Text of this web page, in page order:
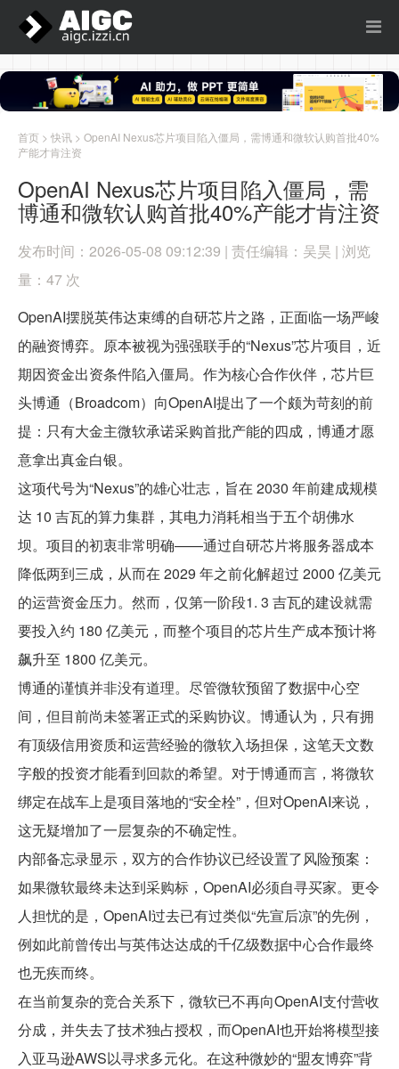
首页 > 快讯 > OpenAI Nexus芯片项目陷入僵局，需博通和微软认购首批40%
产能才肯注资
OpenAI Nexus芯片项目陷入僵局，需
博通和微软认购首批40%产能才肯注资
发布时间：2026-05-08 09:12:39 | 责任编辑：吴昊 | 浏览
量：47 次
OpenAI摆脱英伟达束缚的自研芯片之路，正面临一场严峻
的融资博弈。原本被视为强强联手的“Nexus”芯片项目，近
期因资金出资条件陷入僵局。作为核心合作伙伴，芯片巨
头博通（Broadcom）向OpenAI提出了一个颇为苛刻的前
提：只有大金主微软承诺采购首批产能的四成，博通才愿
意拿出真金白银。
这项代号为“Nexus”的雄心壮志，旨在 2030 年前建成规模
达 10 吉瓦的算力集群，其电力消耗相当于五个胡佛水
坝。项目的初衷非常明确——通过自研芯片将服务器成本
降低两到三成，从而在 2029 年之前化解超过 2000 亿美元
的运营资金压力。然而，仅第一阶段1. 3 吉瓦的建设就需
要投入约 180 亿美元，而整个项目的芯片生产成本预计将
飙升至 1800 亿美元。
博通的谨慎并非没有道理。尽管微软预留了数据中心空
间，但目前尚未签署正式的采购协议。博通认为，只有拥
有顶级信用资质和运营经验的微软入场担保，这笔天文数
字般的投资才能看到回款的希望。对于博通而言，将微软
绑定在战车上是项目落地的“安全栓”，但对OpenAI来说，
这无疑增加了一层复杂的不确定性。
内部备忘录显示，双方的合作协议已经设置了风险预案：
如果微软最终未达到采购标，OpenAI必须自寻买家。更令
人担忧的是，OpenAI过去已有过类似“先宣后凉”的先例，
例如此前曾传出与英伟达达成的千亿级数据中心合作最终
也无疾而终。
在当前复杂的竞合关系下，微软已不再向OpenAI支付营收
分成，并失去了技术独占授权，而OpenAI也开始将模型接
入亚马逊AWS以寻求多元化。在这种微妙的“盟友博弈”背